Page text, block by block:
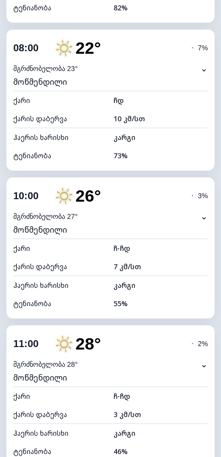
ტენიანობა
82%
ღრუბლიანობა
ნამის წერტილი
ხილვადობა
განათების ინდექსი 7 (ნათელი)
ღრუბლის სიმაღლე 10160 მ
08:00 22°
მგრძნობელობა 23°
◔ 7%
⌄
მოწმენდილი
ქარი
ჩდ
ქარის დაბერვა
10 კმ/სთ
ჰაერის ხარისხი
კარგი
ტენიანობა
73%
ღრუბლიანობა
ნამის წერტილი
ხილვადობა
განათების ინდექსი 7 (ნათელი)
ღრუბლის სიმაღლე 10960 მ
10:00 26°
მგრძნობელობა 27°
◔ 3%
⌄
მოწმენდილი
ქარი
ჩ-ჩდ
ქარის დაბერვა
7 კმ/სთ
ჰაერის ხარისხი
კარგი
ტენიანობა
55%
ღრუბლიანობა
ნამის წერტილი
ხილვადობა
განათების ინდექსი 7 (ნათელი)
ღრუბლის სიმაღლე 10880 მ
11:00 28°
მგრძნობელობა 28°
◔ 2%
⌄
მოწმენდილი
ქარი
ჩ-ჩდ
ქარის დაბერვა
3 კმ/სთ
ჰაერის ხარისხი
კარგი
ტენიანობა
46%